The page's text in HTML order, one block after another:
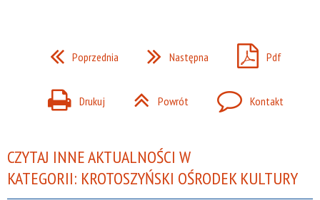
Poprzednia Następna Pdf
Drukuj Powrót Kontakt
CZYTAJ INNE AKTUALNOŚCI W
KATEGORII: KROTOSZYŃSKI OŚRODEK KULTURY